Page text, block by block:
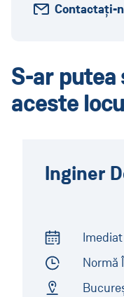
Contactați-
S-ar putea
aceste
Inginer
Start of Work
Imediat
Employment
Normă